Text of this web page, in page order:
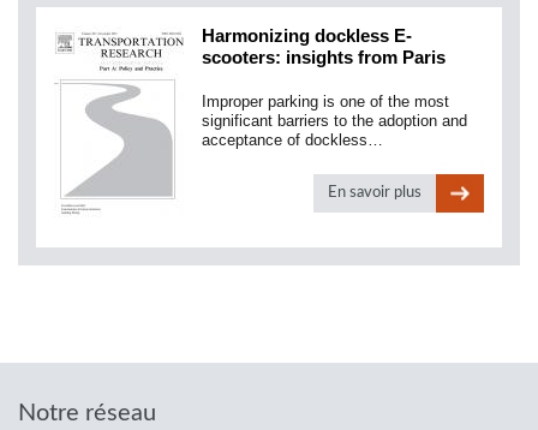
Harmonizing dockless E-
scooters: insights from Paris
Improper parking is one of the most
significant barriers to the adoption and
acceptance of dockless…
En savoir plus
Notre réseau